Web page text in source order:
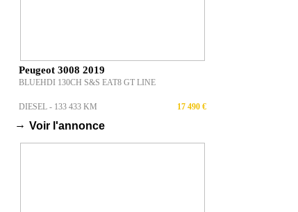
Peugeot 3008 2019
BLUEHDI 130CH S&S EAT8 GT LINE
DIESEL - 133 433 KM 17 490 €
→ Voir l'annonce